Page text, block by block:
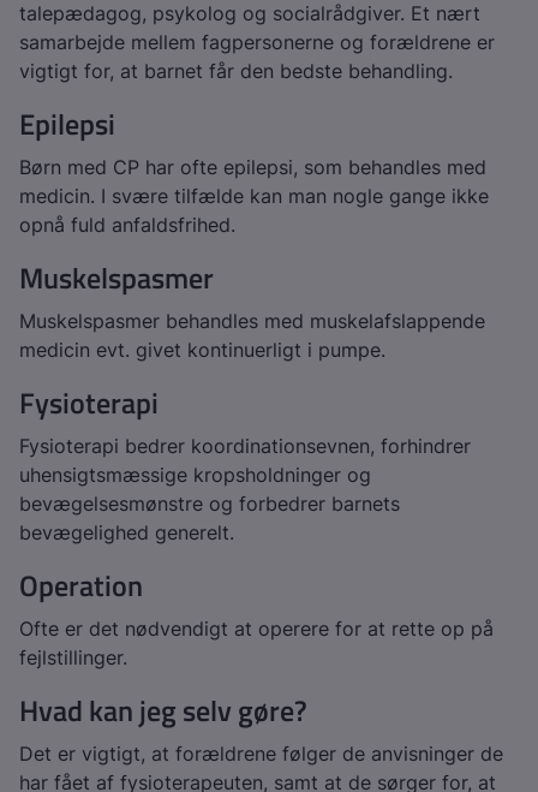
talepædagog, psykolog og socialrådgiver. Et nært
samarbejde mellem fagpersonerne og forældrene er
vigtigt for, at barnet får den bedste behandling.
Epilepsi
Børn med CP har ofte epilepsi, som behandles med
medicin. I svære tilfælde kan man nogle gange ikke
opnå fuld anfaldsfrihed.
Muskelspasmer
Muskelspasmer behandles med muskelafslappende
medicin evt. givet kontinuerligt i pumpe.
Fysioterapi
Fysioterapi bedrer koordinationsevnen, forhindrer
uhensigtsmæssige kropsholdninger og
bevægelsesmønstre og forbedrer barnets
bevægelighed generelt.
Operation
Ofte er det nødvendigt at operere for at rette op på
fejlstillinger.
Hvad kan jeg selv gøre?
Det er vigtigt, at forældrene følger de anvisninger de
har fået af fysioterapeuten, samt at de sørger for, at